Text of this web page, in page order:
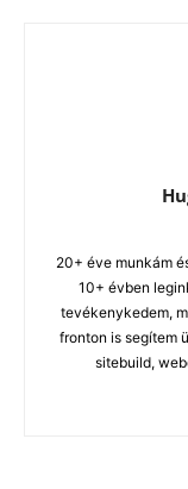
20+ éve munkám
10+ évben
tevékenykedem,
fronton is segítem
sitebuild,